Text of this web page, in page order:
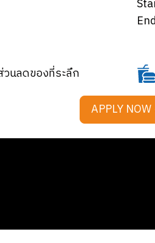
วนลดของที่ระลึก
APPLY NOW